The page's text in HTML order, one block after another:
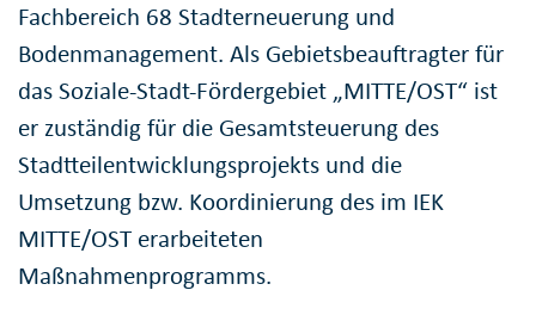
Fachbereich 68 Stadterneuerung und
Bodenmanagement. Als Gebietsbeauftragter für
das Soziale-Stadt-Fördergebiet „MITTE/OST“ ist
er zuständig für die Gesamtsteuerung des
Stadtteilentwicklungsprojekts und die
Umsetzung bzw. Koordinierung des im IEK
MITTE/OST erarbeiteten
Maßnahmenprogramms.